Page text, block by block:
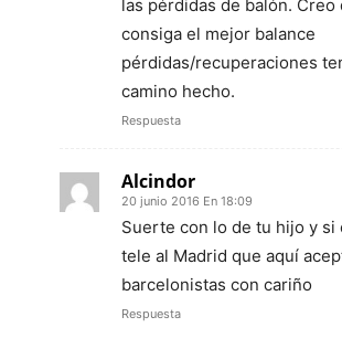
las pérdidas de balón. Creo
consiga el mejor balance
pérdidas/recuperaciones
camino hecho.
Respuesta
Alcindor
20 junio 2016 En 18:09
Suerte con lo de tu hijo y si
tele al Madrid que aquí
barcelonistas con cariño
Respuesta